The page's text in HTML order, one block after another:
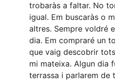
trobaràs a faltar. No
igual. Em buscaràs o
altres. Sempre voldré
dia. Em compraré un
que vaig descobrir
mi mateixa. Algun dia
terrassa i parlarem de